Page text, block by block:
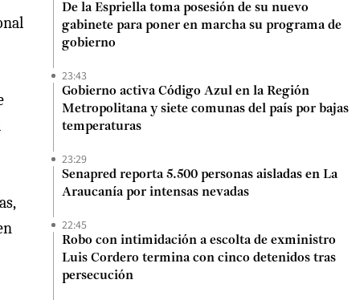
De la Espriella toma posesión de su nuevo
gabinete para poner en marcha su programa de
gobierno
23:43
Gobierno activa Código Azul en la Región
Metropolitana y siete comunas del país por bajas
temperaturas
23:29
Senapred reporta 5.500 personas aisladas en La
Araucanía por intensas nevadas
22:45
Robo con intimidación a escolta de exministro
Luis Cordero termina con cinco detenidos tras
persecución